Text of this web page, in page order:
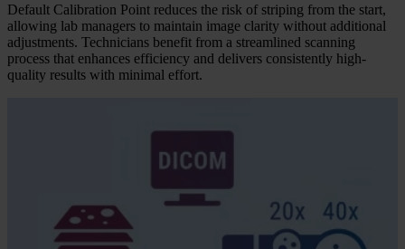
Default Calibration Point reduces the risk of striping from the start,
allowing lab managers to maintain image clarity without additional
adjustments. Technicians benefit from a streamlined scanning
process that enhances efficiency and delivers consistently high-
quality results with minimal effort.